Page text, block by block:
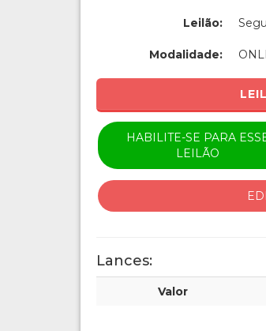
Leilão:
Modalidade:
HABILITE-SE PARA
LEILÃO
Lances:
Valor